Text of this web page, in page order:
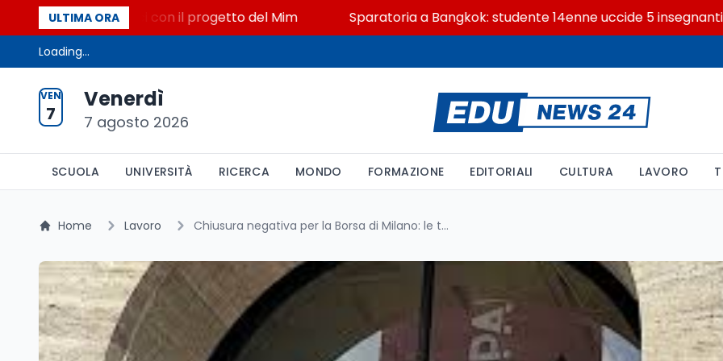
ULTIMA ORA
STEM a Lerici con il progetto del Mim Sparatoria a Bangkok: studente 14enne uccide 5 insegnanti e i
Loading...
VEN
7
Venerdì
7 agosto 2026
SCUOLA UNIVERSITÀ RICERCA MONDO FORMAZIONE EDITORIALI CULTURA LAVORO
Home Lavoro Chiusura negativa per la Borsa di Milano: le tensioni geopolitiche colpiscono il mercato